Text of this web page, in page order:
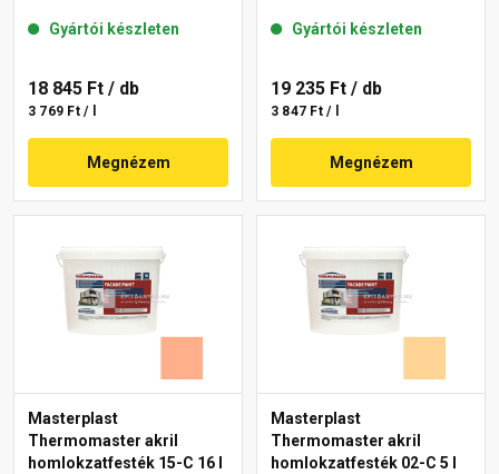
Gyártói készleten
18 845 Ft / db
3 769 Ft / l
Megnézem
Gyártói készleten
19 235 Ft / db
3 847 Ft / l
Megnézem
Masterplast
Thermomaster akril
homlokzatfesték 15-C 16 l
Masterplast
Thermomaster akril
homlokzatfesték 02-C 5 l